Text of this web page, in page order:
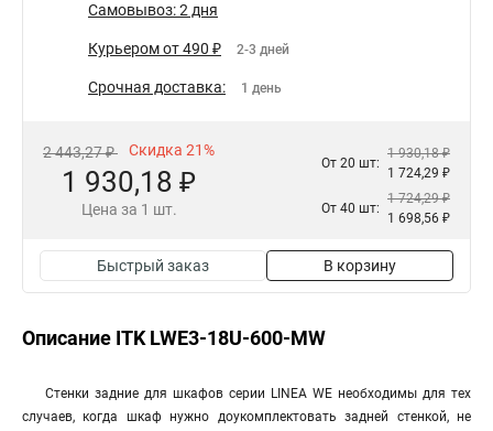
Самовывоз: 2 дня
Курьером от 490 ₽ 2-3 дней
Срочная доставка: 1 день
2 443,27 ₽ Скидка 21%
1 930,18 ₽
Цена за 1 шт.
От 20 шт:
1 930,18 ₽
1 724,29 ₽
От 40 шт:
1 724,29 ₽
1 698,56 ₽
Быстрый заказ В корзину
Описание ITK LWE3-18U-600-MW
Стенки задние для шкафов серии LINEA WE необходимы для тех
случаев, когда шкаф нужно доукомплектовать задней стенкой, не